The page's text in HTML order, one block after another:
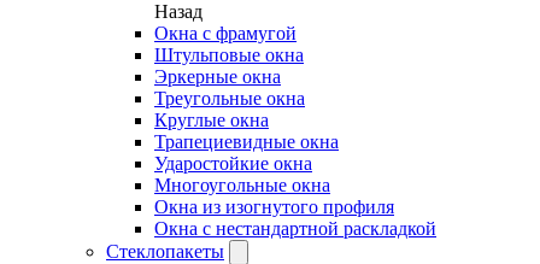
Назад
Окна с фрамугой
Штульповые окна
Эркерные окна
Треугольные окна
Круглые окна
Трапециевидные окна
Ударостойкие окна
Многоугольные окна
Окна из изогнутого профиля
Окна с нестандартной раскладкой
Стеклопакеты